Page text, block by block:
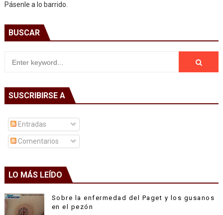
Pásenle a lo barrido.
BUSCAR
SUSCRIBIRSE A
Entradas
Comentarios
LO MÁS LEÍDO
Sobre la enfermedad del Paget y los gusanos
en el pezón